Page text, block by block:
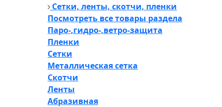
Сетки, ленты, скотчи, пленки
Посмотреть все товары раздела
Паро-,гидро-,ветро-защита
Пленки
Сетки
Металлическая сетка
Скотчи
Ленты
Абразивная